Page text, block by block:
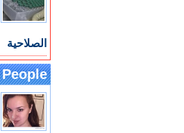
الصلاحية
People